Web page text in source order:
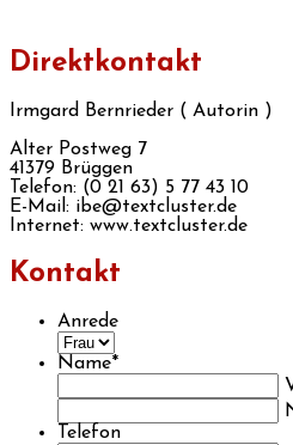
Direktkontakt
Irmgard Bernrieder ( Autorin )
Alter Postweg 7
41379 Brüggen
Telefon: (0 21 63) 5 77 43 10
E-Mail: ibe@textcluster.de
Internet: www.textcluster.de
Kontakt
Anrede
Name*
Telefon